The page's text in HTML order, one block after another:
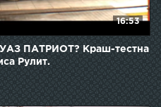
16:53
ПАТРИОТ? Краш-тестна
Рулит.